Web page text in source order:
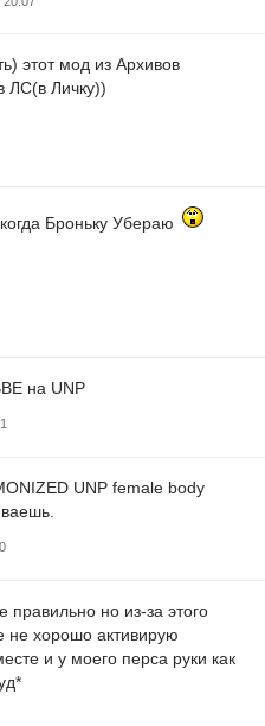
этот мод из Архивов
ЛС(в Личку))
Броньку Убераю
на UNP
UNP female body
но из-за этого
не хорошо активирую
и у моего перса руки как